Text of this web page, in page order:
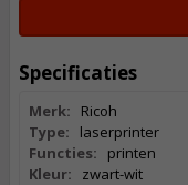
Specificaties
Merk:
Ricoh
Type:
laserprinter
Functies:
printen
Kleur:
zwart-wit